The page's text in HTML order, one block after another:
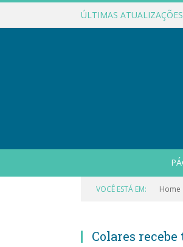
ÚLTIMAS
VOCÊ ESTÁ EM: Home
Colares